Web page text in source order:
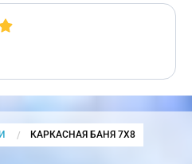
CURRENT:
КАРКАСНАЯ БАНЯ 7Х8